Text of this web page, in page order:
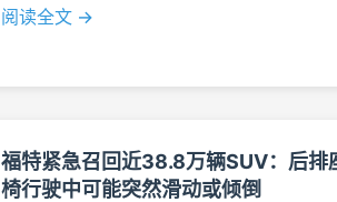
阅读全文 →
福特紧急召回近38.8万辆SUV：后排
椅行驶中可能突然滑动或倾倒